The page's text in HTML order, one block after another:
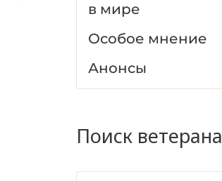
в мире
Особое мнение
Анонсы
Поиск ветерана